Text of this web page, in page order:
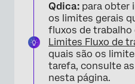
Qdica: para obter
os limites gerais
fluxos de trabalho
Limites Fluxo de
quais são os
tarefa, consulte
nesta página.